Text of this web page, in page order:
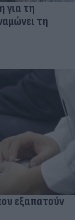
για τη
τη
εξαπατούν